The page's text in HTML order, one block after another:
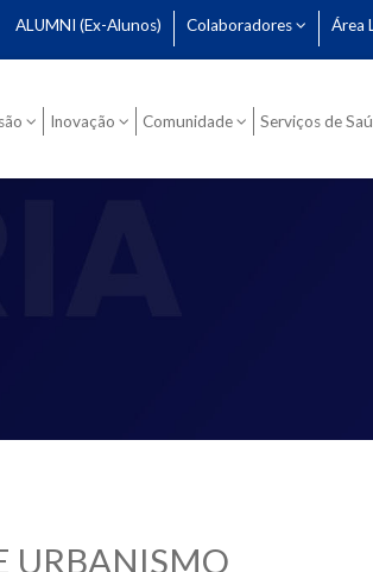
ALUMNI (Ex-Alunos) Colaboradores Área
Inovação Comunidade Serviços de
URBANISMO